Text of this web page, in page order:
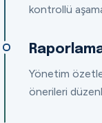
kontrollü
Yönetim
önerileri düzenli